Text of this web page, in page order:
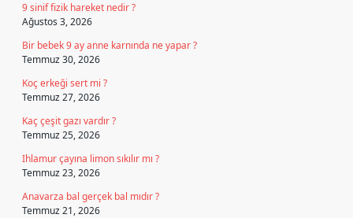
9 sinif fizik hareket nedir ?
Ağustos 3, 2026
Bir bebek 9 ay anne karnında ne yapar ?
Temmuz 30, 2026
Koç erkeği sert mi ?
Temmuz 27, 2026
Kaç çeşit gazı vardır ?
Temmuz 25, 2026
Ihlamur çayına limon sıkılır mı ?
Temmuz 23, 2026
Anavarza bal gerçek bal mıdır ?
Temmuz 21, 2026